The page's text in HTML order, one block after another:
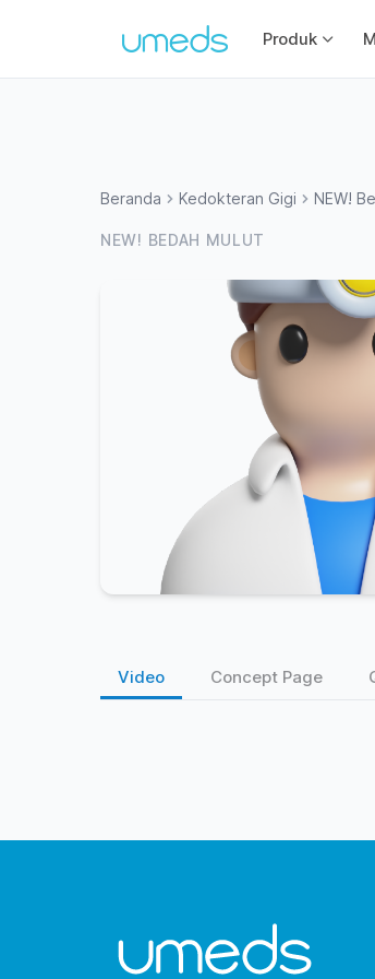
Produk
Beranda Kedokteran Gigi NEW!
NEW! BEDAH MULUT
Video Concept Page